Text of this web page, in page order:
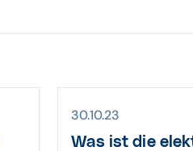
30.10.23
Was ist die